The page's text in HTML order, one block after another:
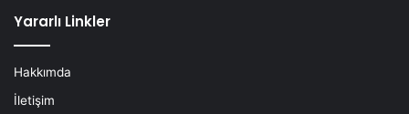
Yararlı Linkler
Hakkımda
İletişim